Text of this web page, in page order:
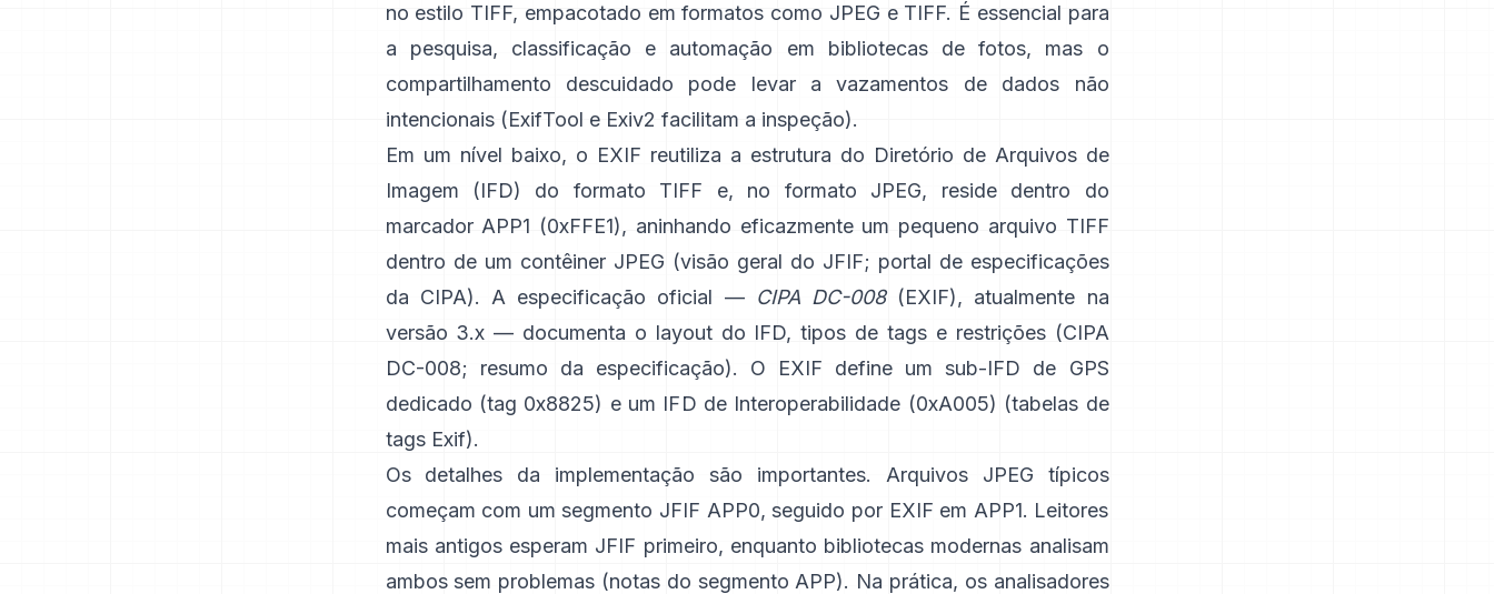
no estilo TIFF, empacotado em formatos como JPEG e TIFF. É essencial para
a pesquisa, classificação e automação em bibliotecas de fotos, mas o
compartilhamento descuidado pode levar a vazamentos de dados não
intencionais (ExifTool e Exiv2 facilitam a inspeção).
Em um nível baixo, o EXIF reutiliza a estrutura do Diretório de Arquivos de
Imagem (IFD) do formato TIFF e, no formato JPEG, reside dentro do
marcador APP1 (0xFFE1), aninhando eficazmente um pequeno arquivo TIFF
dentro de um contêiner JPEG (visão geral do JFIF; portal de especificações
da CIPA). A especificação oficial — CIPA DC-008(EXIF), atualmente na
versão 3.x — documenta o layout do IFD, tipos de tags e restrições (CIPA
DC-008; resumo da especificação). O EXIF define um sub-IFD de GPS
dedicado (tag 0x8825) e um IFD de Interoperabilidade (0xA005) (tabelas de
tags Exif).
Os detalhes da implementação são importantes. Arquivos JPEG típicos
começam com um segmento JFIF APP0, seguido por EXIF em APP1. Leitores
mais antigos esperam JFIF primeiro, enquanto bibliotecas modernas analisam
ambos sem problemas (notas do segmento APP). Na prática, os analisadores